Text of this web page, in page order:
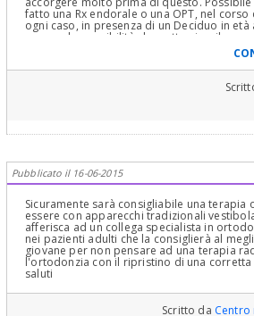
fatto una Rx endorale o una OPT, nel corso
ogni caso, in presenza di un Deciduo in
sempre la possibilità che sotto ci sa il
programmare la eventuale terapia più
l'altro proprio di un Canino che è, insieme
più importante di tutta l'arcata dentaria!
sua situazione clinica ma mi sembra ovvio
un ceck up ortodontico ed una analisi
riposizionamento in arcata del canino
al riposizionamento sempre ortodontico
Chirurgia. Personalmente di fronte ad un
cosa è stabilirne la posizione, ossia se
palatale rispetto agli incisivi ed altri denti.
come fanno notare due colleghe studiose
bellissimo lavoro le Dr.sse Alessandra
e, dico, l’OPT ( la panoramica che ha fatto
Rx occlusale Evidenzia i contorni del canino
posizionato all'interno della linea che
degli altri denti, è palatale, mentre, se
vestibolare. Regola della Posizione
verticale del cono cambia di circa 20° in
Canino vestibolare si sposterà in direzione
Pubblicato il 16-06-2015
Sicuramente sarà consigliabile una
essere con apparecchi tradizionali
afferisca ad un collega specialista in
nei pazienti adulti che la consiglierà al
giovane per non pensare ad una terapia
l'ortodonzia con il ripristino di una corretta
saluti
Scritto da Centro